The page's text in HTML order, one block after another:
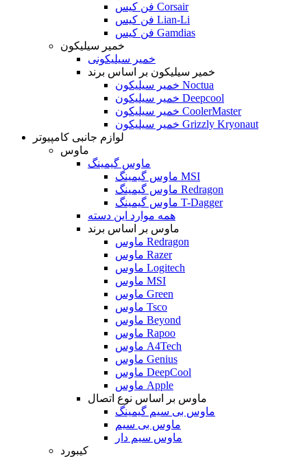
فن کیس Corsair
فن کیس Lian-Li
فن کیس Gamdias
خمیر سیلیکون
خمیر سیلیکونی
خمیر سیلیکون بر اساس برند
خمیر سیلیکون Noctua
خمیر سیلیکون Deepcool
خمیر سیلیکون CoolerMaster
خمیر سیلیکون Grizzly Kryonaut
لوازم جانبی کامپیوتر
ماوس
ماوس گیمینگ
ماوس گیمینگ MSI
ماوس گیمینگ Redragon
ماوس گیمینگ T-Dagger
همه موارد این دسته
ماوس بر اساس برند
ماوس Redragon
ماوس Razer
ماوس Logitech
ماوس MSI
ماوس Green
ماوس Tsco
ماوس Beyond
ماوس Rapoo
ماوس A4Tech
ماوس Genius
ماوس DeepCool
ماوس Apple
ماوس بر اساس نوع اتصال
ماوس بی سیم گیمینگ
ماوس بی سیم
ماوس سیم دار
کیبورد